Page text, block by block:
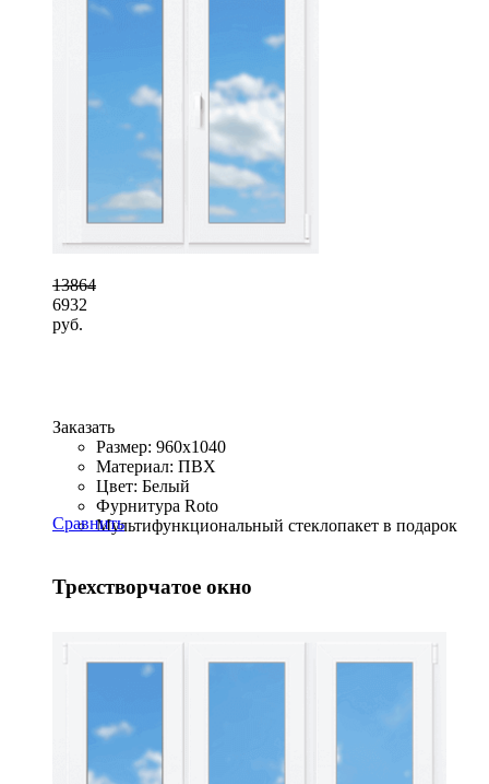
13864
6932
руб.
Заказать
Размер: 960x1040
Материал: ПВХ
Цвет: Белый
Фурнитура Roto
Мультифункциональный стеклопакет в подарок
Сравнить
Трехстворчатое окно